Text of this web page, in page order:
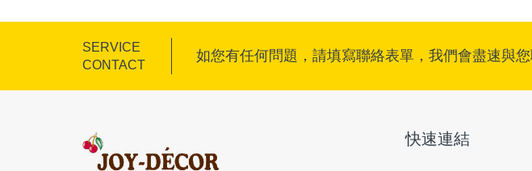
SERVICE
CONTACT
如您有任何問題，請填寫聯絡表單，我們會盡速與您
快速連結